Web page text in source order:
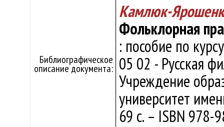
Библиографическое
описание документа:
Камлюк-
Фольклорная
: пособие по
05 02 - Русская
Учреждение
университет
69 с. – ISBN 978-